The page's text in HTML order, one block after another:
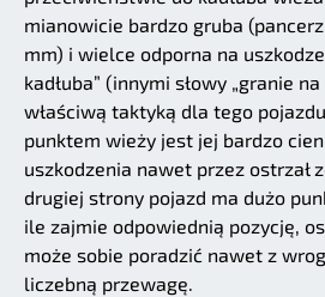
mianowicie bardzo gruba
mm) i wielce odporna na
kadłuba” (innymi słowy „granie
właściwą taktyką dla tego
punktem wieży jest jej bardzo
uszkodzenia nawet przez ostrzał
drugiej strony pojazd ma dużo
ile zajmie odpowiednią pozycję,
może sobie poradzić nawet z
liczebną przewagę.